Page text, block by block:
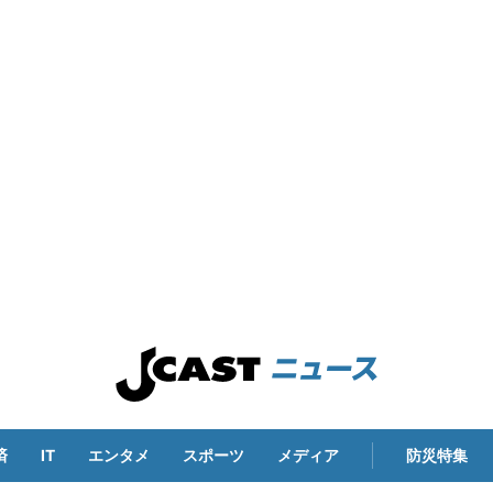
IT エンタメ スポーツ メディア 防災特集